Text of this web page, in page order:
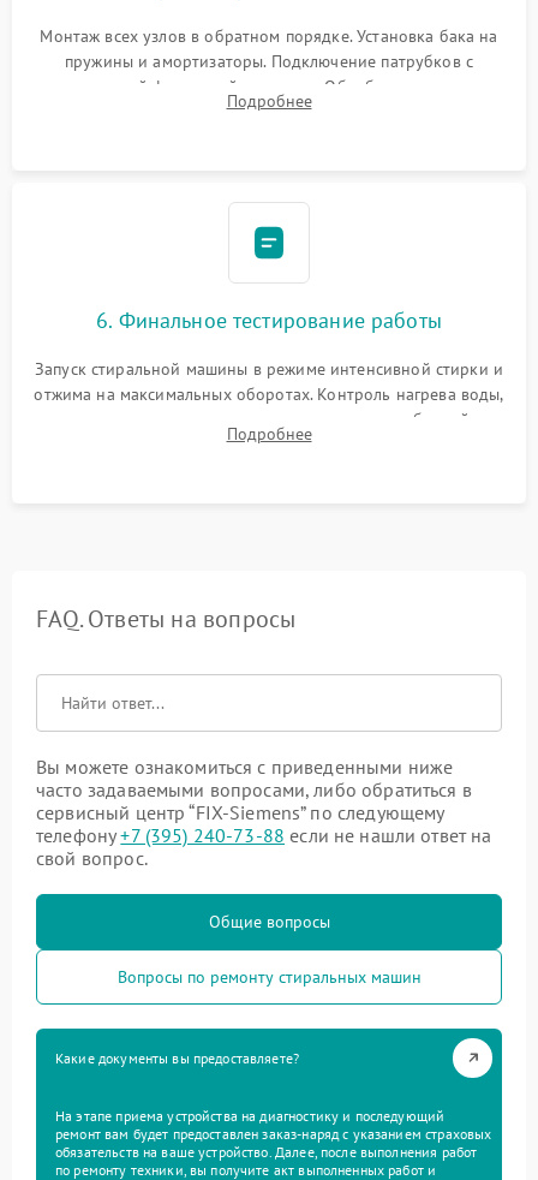
Монтаж всех узлов в обратном порядке. Установка бака на
пружины и амортизаторы. Подключение патрубков с
надежной фиксацией хомутами. Обработка стыков
герметиком для предотвращения возможных протечек воды.
Подробнее
6. Финальное тестирование работы
Запуск стиральной машины в режиме интенсивной стирки и
отжима на максимальных оборотах. Контроль нагрева воды,
корректности слива, отсутствия излишних вибраций,
посторонних стуков и протечек под корпусом.
Подробнее
FAQ. Ответы на вопросы
Вы можете ознакомиться с приведенными ниже
часто задаваемыми вопросами, либо обратиться в
сервисный центр “FIX-Siemens” по следующему
телефону+7 (395) 240-73-88 если не нашли ответ на
свой вопрос.
Общие вопросы
Вопросы по ремонту стиральных машин
Какие документы вы предоставляете?
На этапе приема устройства на диагностику и последующий
ремонт вам будет предоставлен заказ-наряд с указанием страховых
обязательств на ваше устройство. Далее, после выполнения работ
по ремонту техники, вы получите акт выполненных работ и